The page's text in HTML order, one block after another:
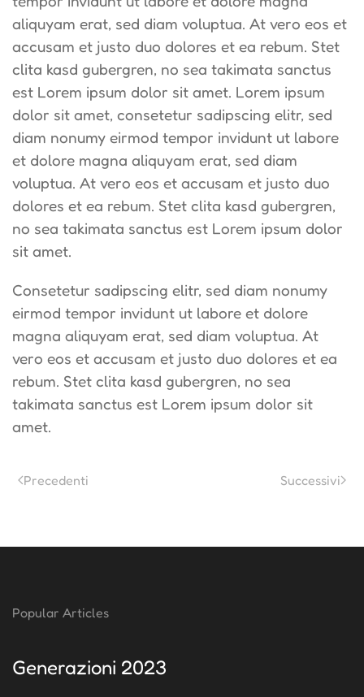
aliquyam erat, sed diam voluptua. At vero eos et
accusam et justo duo dolores et ea rebum. Stet
clita kasd gubergren, no sea takimata sanctus
est Lorem ipsum dolor sit amet. Lorem ipsum
dolor sit amet, consetetur sadipscing elitr, sed
diam nonumy eirmod tempor invidunt ut labore
et dolore magna aliquyam erat, sed diam
voluptua. At vero eos et accusam et justo duo
dolores et ea rebum. Stet clita kasd gubergren,
no sea takimata sanctus est Lorem ipsum dolor
sit amet.
Consetetur sadipscing elitr, sed diam nonumy
eirmod tempor invidunt ut labore et dolore
magna aliquyam erat, sed diam voluptua. At
vero eos et accusam et justo duo dolores et ea
rebum. Stet clita kasd gubergren, no sea
takimata sanctus est Lorem ipsum dolor sit
amet.
Precedenti Successivi
Popular Articles
Generazioni 2023